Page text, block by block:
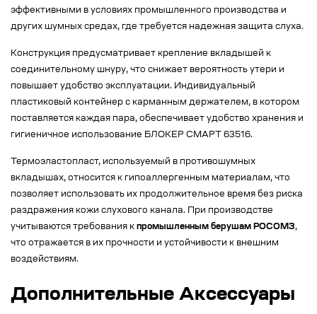
эффективными в условиях промышленного производства и
других шумных средах, где требуется надежная защита слуха.
Конструкция предусматривает крепление вкладышей к
соединительному шнуру, что снижает вероятность утери и
повышает удобство эксплуатации. Индивидуальный
пластиковый контейнер с карманным держателем, в котором
поставляется каждая пара, обеспечивает удобство хранения и
гигиеничное использование БЛОКЕР СМАРТ 63516.
Термоэластопласт, используемый в противошумных
вкладышах, относится к гипоаллергенным материалам, что
позволяет использовать их продолжительное время без риска
раздражения кожи слухового канала. При производстве
учитываются требования к промышленным берушам РОСОМЗ,
что отражается в их прочности и устойчивости к внешним
воздействиям.
Дополнительные Аксессуары